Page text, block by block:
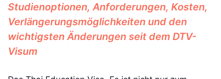
Studienoptionen, Anforderungen, Kosten,
Verlängerungsmöglichkeiten und den
wichtigsten Änderungen seit dem DTV-
Visum